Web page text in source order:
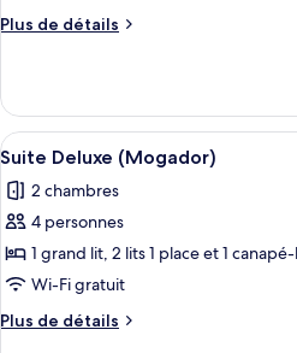
chambre :
Panoramique
(Chambre
de
la
Mouette)
Plus de détails
Plus
le
type
de
Chambre
Double
(Chambre
de
Mouette)
Afficher
toutes
les
photos
pour
ce
type
de
49
Suite Deluxe (Mogador)
2 chambres
4 personnes
1 grand lit, 2 lits 1 place et 1
Wi-Fi gratuit
Plus de détails
Plus